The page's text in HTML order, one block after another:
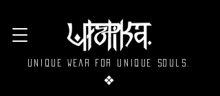
Unique wear for unique souls.
❖